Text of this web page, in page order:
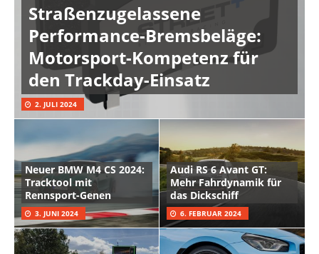
Straßenzugelassene
Performance-Bremsbeläge:
Motorsport-Kompetenz für
den Trackday-Einsatz
2. JULI 2024
Neuer BMW M4 CS 2024:
Tracktool mit
Rennsport-Genen
3. JUNI 2024
Audi RS 6 Avant GT:
Mehr Fahrdynamik für
das Dickschiff
6. FEBRUAR 2024